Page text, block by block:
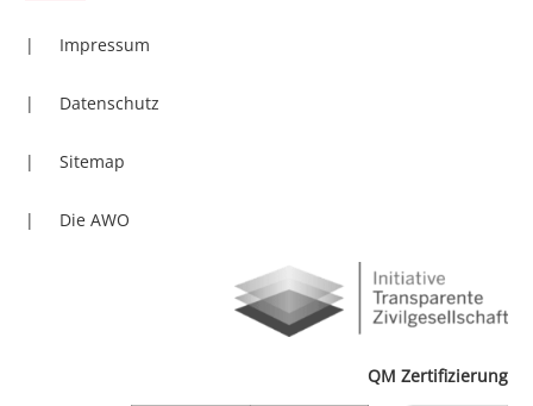
Impressum
Datenschutz
Sitemap
Die AWO
QM Zertifizierung